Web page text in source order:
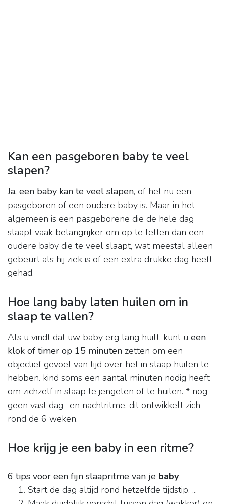
Kan een pasgeboren baby te veel
slapen?
Ja, een baby kan te veel slapen, of het nu een
pasgeboren of een oudere baby is. Maar in het
algemeen is een pasgeborene die de hele dag
slaapt vaak belangrijker om op te letten dan een
oudere baby die te veel slaapt, wat meestal alleen
gebeurt als hij ziek is of een extra drukke dag heeft
gehad.
Hoe lang baby laten huilen om in
slaap te vallen?
Als u vindt dat uw baby erg lang huilt, kunt u een
klok of timer op 15 minuten zetten om een
objectief gevoel van tijd over het in slaap huilen te
hebben. kind soms een aantal minuten nodig heeft
om zichzelf in slaap te jengelen of te huilen. * nog
geen vast dag- en nachtritme, dit ontwikkelt zich
rond de 6 weken.
Hoe krijg je een baby in een ritme?
6 tips voor een fijn slaapritme van je baby
Start de dag altijd rond hetzelfde tijdstip. ...